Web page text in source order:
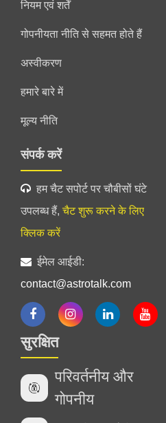
नियम एवं शर्तें
गोपनीयता नीति से सहमत होते हैं
अस्वीकरण
हमारे बारे में
मूल्य नीति
संपर्क करें
हम चैट सपोर्ट पर चौबीसों घंटे
उपलब्ध हैं, चैट शुरू करने के लिए
क्लिक करें
ईमेल आईडी:
contact@astrotalk.com
सुरक्षित
परिवर्तनीय और
गोपनीय